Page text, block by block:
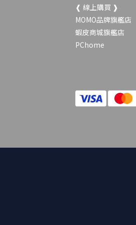
❰ 線上購買 ❱
MOMO品牌旗艦店
蝦皮商城旗艦店
PChome